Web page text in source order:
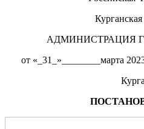
Курганская
АДМИНИСТРАЦИЯ
от «_31_»________марта